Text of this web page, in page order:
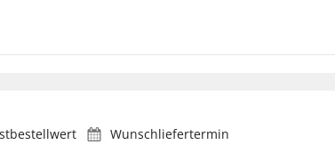
Wunschliefertermin